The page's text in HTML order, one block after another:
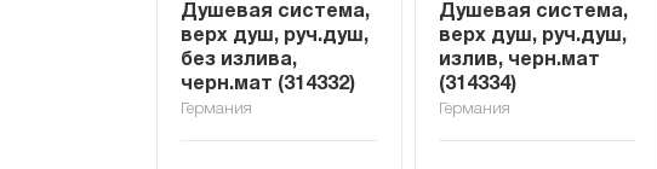
Душевая система,
верх душ, руч.душ,
без излива,
черн.мат (314332)
Германия
Душевая система,
верх душ, руч.душ,
излив, черн.мат
(314334)
Германия